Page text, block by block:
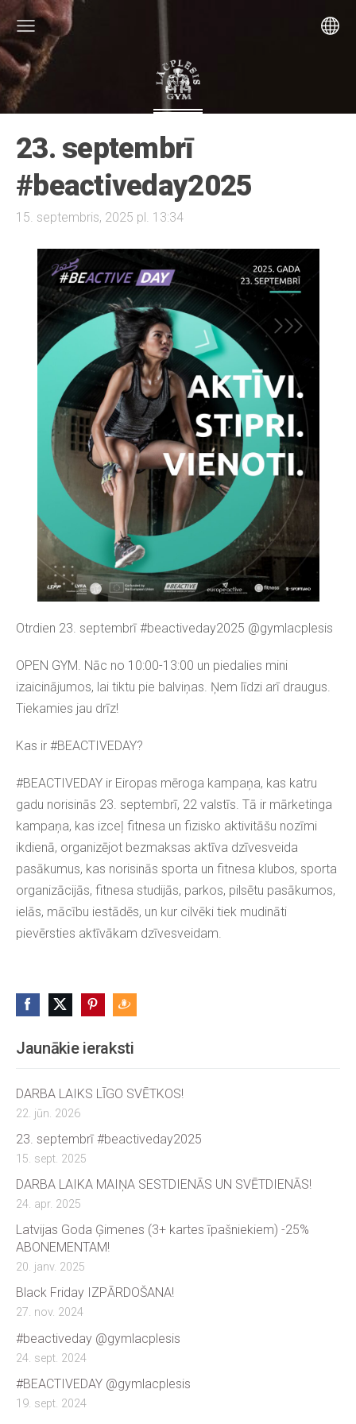
Jaunākie ieraksti
DARBA LAIKS LĪGO SVĒTKOS!
22. jūn. 2026
23. septembrī #beactiveday2025
15. sept. 2025
DARBA LAIKA MAIŅA SESTDIENĀS UN SVĒTDIENĀS!
24. apr. 2025
Latvijas Goda Ģimenes (3+ kartes īpašniekiem) -25%
ABONEMENTAM!
20. janv. 2025
Black Friday IZPĀRDOŠANA!
27. nov. 2024
#beactiveday @gymlacplesis
24. sept. 2024
#BEACTIVEDAY @gymlacplesis
19. sept. 2024
23. septembrī
#beactiveday2025
15. septembris, 2025 pl. 13:34
Otrdien 23. septembrī #beactiveday2025 @gymlacplesis
OPEN GYM. Nāc no 10:00-13:00 un piedalies mini
izaicinājumos, lai tiktu pie balviņas. Ņem līdzi arī draugus.
Tiekamies jau drīz!
Kas ir #BEACTIVEDAY?
#BEACTIVEDAY ir Eiropas mēroga kampaņa, kas katru
gadu norisinās 23. septembrī, 22 valstīs. Tā ir mārketinga
kampaņa, kas izceļ fitnesa un fizisko aktivitāšu nozīmi
ikdienā, organizējot bezmaksas aktīva dzīvesveida
pasākumus, kas norisinās sporta un fitnesa klubos, sporta
organizācijās, fitnesa studijās, parkos, pilsētu pasākumos,
ielās, mācību iestādēs, un kur cilvēki tiek mudināti
pievērsties aktīvākam dzīvesveidam.